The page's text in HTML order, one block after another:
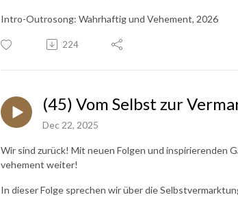
Intro-Outrosong: Wahrhaftig und Vehement, 2026
224
(45) Vom Selbst zur
Dec 22, 2025
Wir sind zurück! Mit neuen Folgen und inspirierenden
vehement weiter!
In dieser Folge sprechen wir über die